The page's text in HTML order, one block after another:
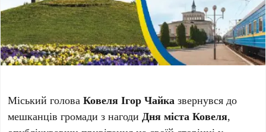
Міський головаКовеля Ігор Чайка звернувся до
мешканців громади з нагодиДня міста Ковеля,